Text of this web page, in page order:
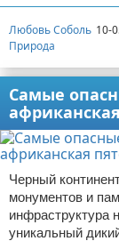
Любовь Соболь 10-
Природа
Самые
Черный
монументов и
инфраструктура
уникальный